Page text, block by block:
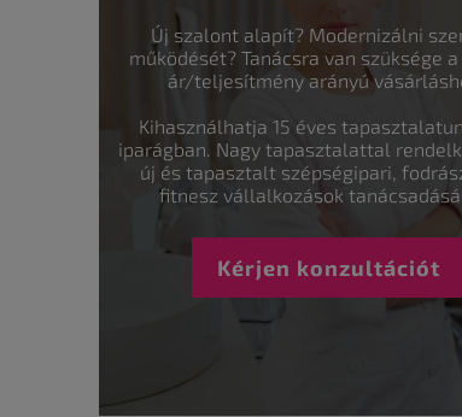
Új szalont alapít? Modernizálni
működését? Tanácsra van szüksége
ár/teljesítmény arányú
Kihasználhatja 15 éves
iparágban. Nagy tapasztalattal
új és tapasztalt szépségipari,
fitnesz vállalkozások
Kérjen konzultációt